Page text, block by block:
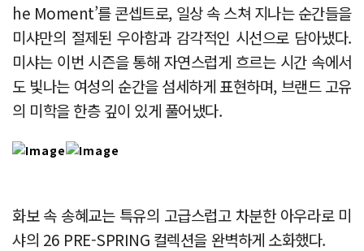
he Moment’를 콘셉트로, 일상 속 스쳐 지나는 순간들을
미샤만의 절제된 우아함과 감각적인 시선으로 담아냈다.
미샤는 이번 시즌을 통해 자연스럽게 흐르는 시간 속에서
도 빛나는 여성의 순간을 섬세하게 표현하며, 브랜드 고유
의 미학을 한층 깊이 있게 풀어냈다.
화보 속 송혜교는 특유의 고급스럽고 차분한 아우라로 미
샤의 26 PRE-SPRING 컬렉션을 완벽하게 소화했다.